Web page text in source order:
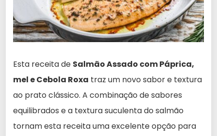
Esta receita de Salmão Assado com Páprica,
mel e Cebola Roxa traz um novo sabor e textura
ao prato clássico. A combinação de sabores
equilibrados e a textura suculenta do salmão
tornam esta receita uma excelente opção para